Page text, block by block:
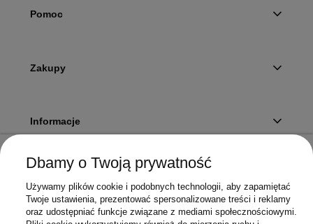
Pomoc
Zakupy
Informacje
Twoje konto
Dbamy o Twoją prywatność
Używamy plików cookie i podobnych technologii, aby zapamiętać
Twoje ustawienia, prezentować spersonalizowane treści i reklamy
oraz udostępniać funkcje związane z mediami społecznościowymi.